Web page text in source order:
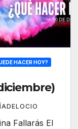
HACER HOY?
Fallarás El